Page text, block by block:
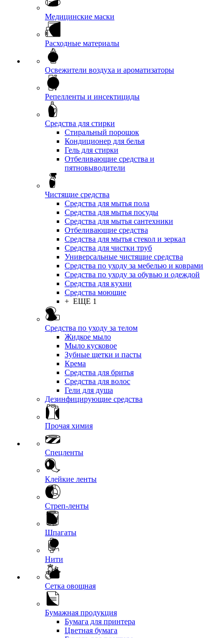
Медицинские маски
Расходные материалы
Освежители воздуха и ароматизаторы
Репелленты и инсектициды
Средства для стирки
Стиральный порошок
Кондиционер для белья
Гель для стирки
Отбеливающие средства и
пятновыводители
Чистящие средства
Средства для мытья пола
Средства для мытья посуды
Средства для мытья сантехники
Отбеливающие средства
Средства для мытья стекол и зеркал
Средства для чистки труб
Универсальные чистящие средства
Средства по уходу за мебелью и коврами
Средства по уходу за обувью и одеждой
Средства для кухни
Средства моющие
+ ЕЩЕ 1
Средства по уходу за телом
Жидкое мыло
Мыло кусковое
Зубные щетки и пасты
Крема
Средства для бритья
Средства для волос
Гели для душа
Дезинфицирующие средства
Прочая химия
Спецленты
Клейкие ленты
Стреп-ленты
Шпагаты
Нити
Сетка овощная
Бумажная продукция
Бумага для принтера
Цветная бумага